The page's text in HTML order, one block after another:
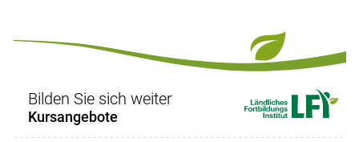
Bilden Sie sich weiter
Kursangebote